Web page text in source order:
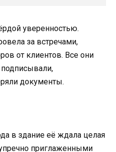
уверенностью.
за встречами,
от клиентов. Все они
документы.
в здание её ждала целая
приглаженными